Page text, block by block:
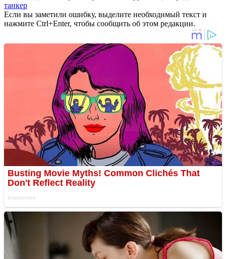
танкер
Если вы заметили ошибку, выделите необходимый текст и
нажмите Ctrl+Enter, чтобы сообщить об этом редакции.